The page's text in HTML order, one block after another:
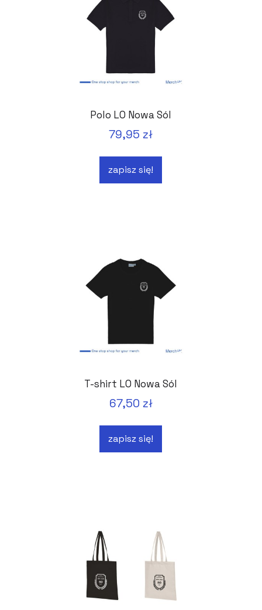
Polo LO Nowa Sól
79,95 zł
zapisz się!
T-shirt LO Nowa Sól
67,50 zł
zapisz się!